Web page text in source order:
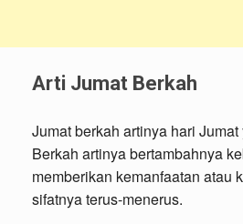
Arti Jumat Berkah
Jumat berkah artinya hari
Berkah artinya bertambahnya
memberikan kemanfaatan atau
sifatnya terus-menerus.